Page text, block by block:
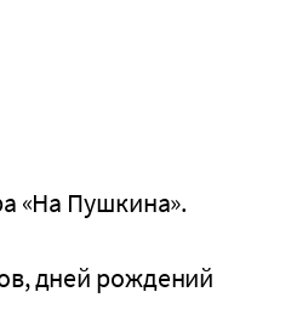
«На Пушкина».
дней рождений